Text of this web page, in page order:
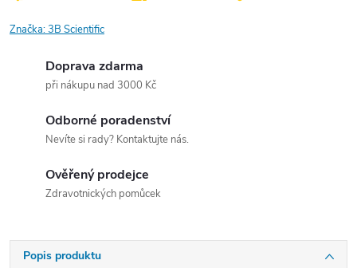
Značka:3B Scientific
Doprava zdarma
při nákupu nad 3000 Kč
Odborné poradenství
Nevíte si rady? Kontaktujte nás.
Ověřený prodejce
Zdravotnických pomůcek
Popis produktu